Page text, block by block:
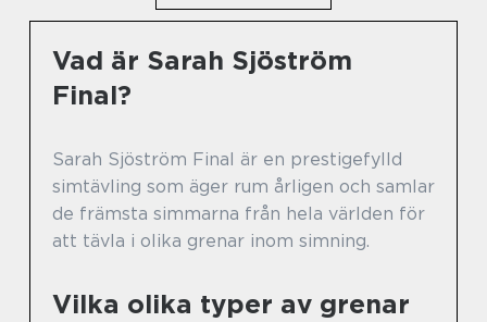
Vad är Sarah Sjöström
Final?
Sarah Sjöström Final är en prestigefylld
simtävling som äger rum årligen och samlar
de främsta simmarna från hela världen för
att tävla i olika grenar inom simning.
Vilka olika typer av grenar